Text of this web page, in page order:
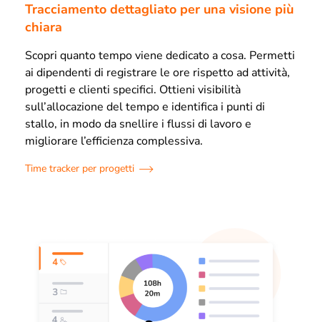
Tracciamento dettagliato per una visione più
chiara
Scopri quanto tempo viene dedicato a cosa. Permetti
ai dipendenti di registrare le ore rispetto ad attività,
progetti e clienti specifici. Ottieni visibilità
sull’allocazione del tempo e identifica i punti di
stallo, in modo da snellire i flussi di lavoro e
migliorare l’efficienza complessiva.
Time tracker per progetti